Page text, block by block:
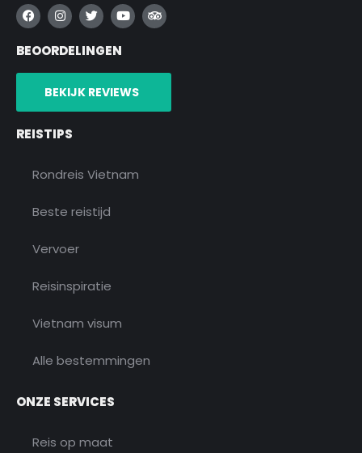
F
a
c
e
o
I
n
s
t
g
r
m
T
w
i
t
e
r
Y
o
b
e
T
r
d
s
BEOORDELINGEN
BEKIJK REVIEWS
REISTIPS
Rondreis Vietnam
Beste reistijd
Vervoer
Reisinspiratie
Vietnam visum
Alle bestemmingen
ONZE SERVICES
Reis op maat